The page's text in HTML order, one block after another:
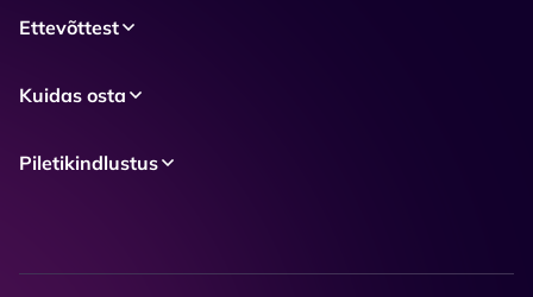
Ettevõttest
Kuidas osta
Piletikindlustus